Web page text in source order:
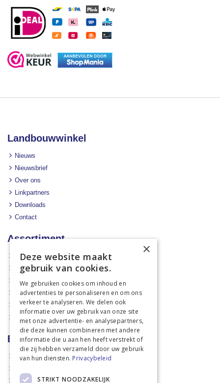
Landbouwwinkel
Nieuws
Nieuwsbrief
Over ons
Linkpartners
Downloads
Contact
Assortiment
Aanbiedingen
Mechanisatie
Stal & Erf
Weidetechniek
Dierbenodigdheden
Actiefolders
Betalen en verzenden
Hoe bestellen?
Afhaalmogelijkheden
×
Deze website maakt
gebruik van cookies.
We gebruiken cookies om inhoud en
advertenties te personaliseren en om ons
verkeer te analyseren. We delen ook
informatie over uw gebruik van onze site
met onze advertentie- en analysepartners,
die deze kunnen combineren met andere
informatie die u aan hen heeft verstrekt of
die zij hebben verzameld door uw gebruik
van hun diensten. Privacybeleid
STRIKT NOODZAKELIJK